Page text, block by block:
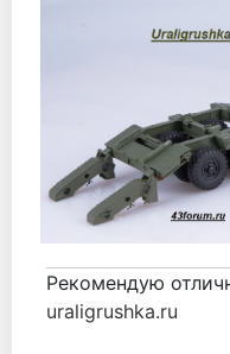
Рекомендую
uraligrushka.ru